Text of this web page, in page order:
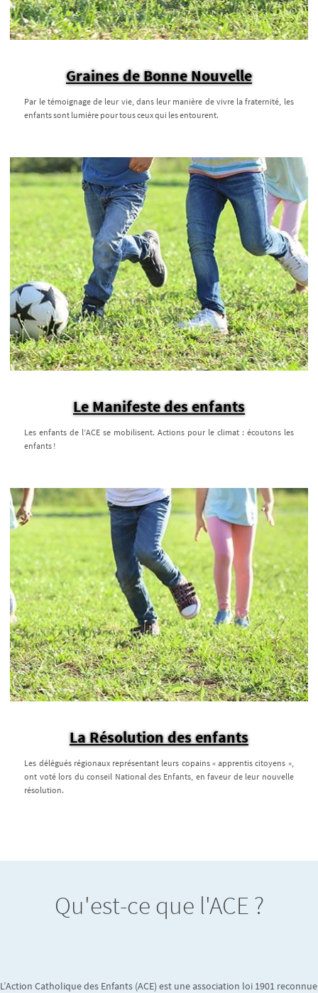
Graines de Bonne Nouvelle
Par le témoignage de leur vie, dans leur manière de vivre la fraternité, les
enfants sont lumière pour tous ceux qui les entourent.
Le Manifeste des enfants
Les enfants de l’ACE se mobilisent. Actions pour le climat : écoutons les
enfants !
La Résolution des enfants
Les délégués régionaux représentant leurs copains « apprentis citoyens »,
ont voté lors du conseil National des Enfants, en faveur de leur nouvelle
résolution.
Qu'est-ce que l'ACE ?
L’Action Catholique des Enfants (ACE) est une association loi 1901 reconnue